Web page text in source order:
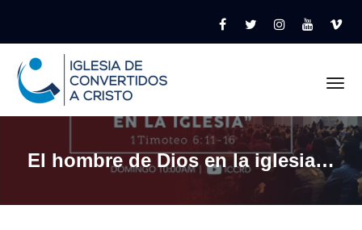
El hombre de Dios en la iglesia – 1ra parte